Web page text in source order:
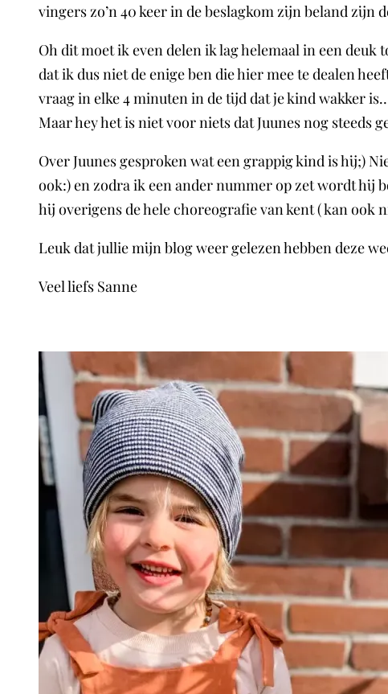
vingers zo’n 40 keer in de beslagkom zijn beland zijn
Oh dit moet ik even delen ik lag helemaal in een
dat ik dus niet de enige ben die hier mee te dealen
vraag in elke 4 minuten in de tijd dat je kind wakker
Maar hey het is niet voor niets dat Juunes nog steeds
Over Juunes gesproken wat een grappig kind is hij;)
ook:) en zodra ik een ander nummer op zet wordt hij
hij overigens de hele choreografie van kent ( kan ook
Leuk dat jullie mijn blog weer gelezen hebben deze
Veel liefs Sanne